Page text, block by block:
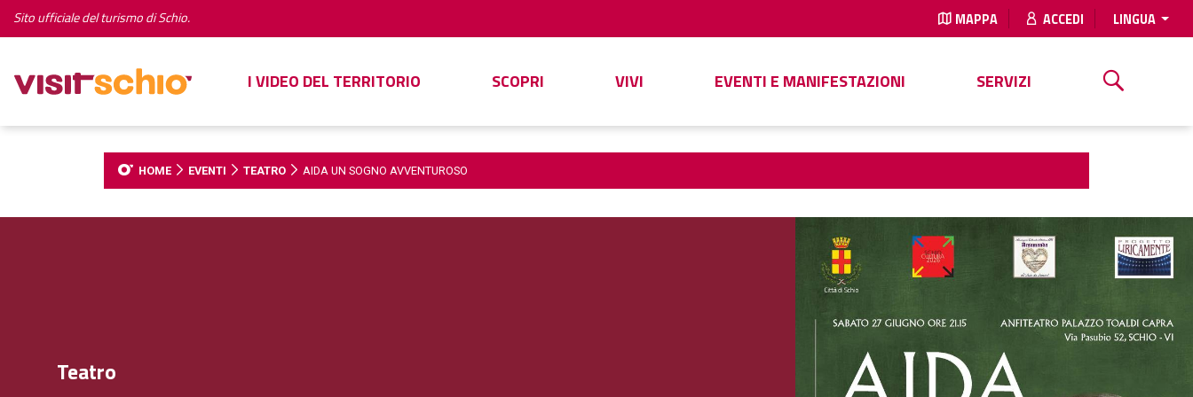
Sito ufficiale del turismo di Schio. MAPPA ACCEDI LINGUA
I VIDEO DEL TERRITORIO SCOPRI VIVI EVENTI E MANIFESTAZIONI SERVIZI
HOME EVENTI TEATRO AIDA UN SOGNO AVVENTUROSO
Teatro